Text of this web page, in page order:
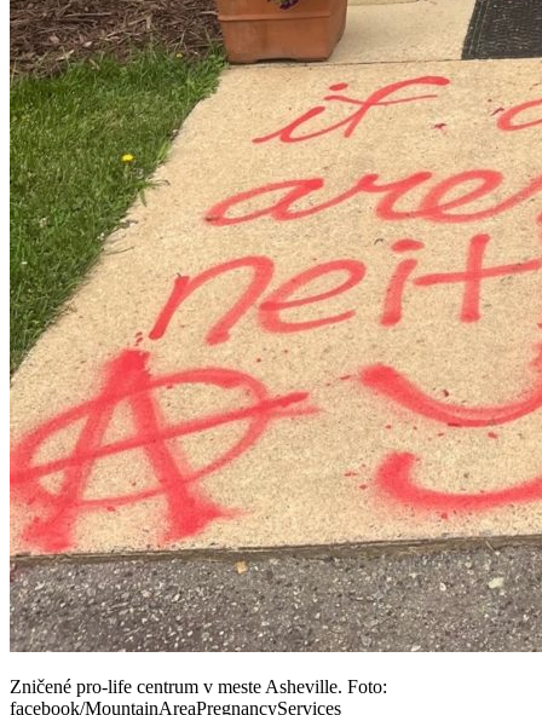
Zničené pro-life centrum v meste Asheville. Foto:
facebook/MountainAreaPregnancyServices